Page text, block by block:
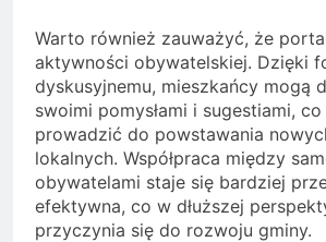
Warto również zauważyć, że
aktywności obywatelskiej. Dzięki
dyskusyjnemu, mieszkańcy mogą
swoimi pomysłami i sugestiami,
prowadzić do powstawania
lokalnych. Współpraca między
obywatelami staje się bardziej
efektywna, co w dłuższej
przyczynia się do rozwoju gminy.